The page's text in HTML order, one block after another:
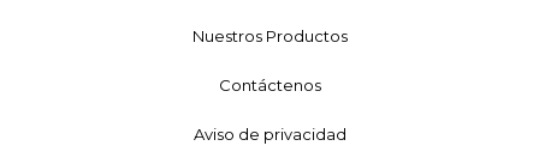
Nuestros Productos
Contáctenos
Aviso de privacidad